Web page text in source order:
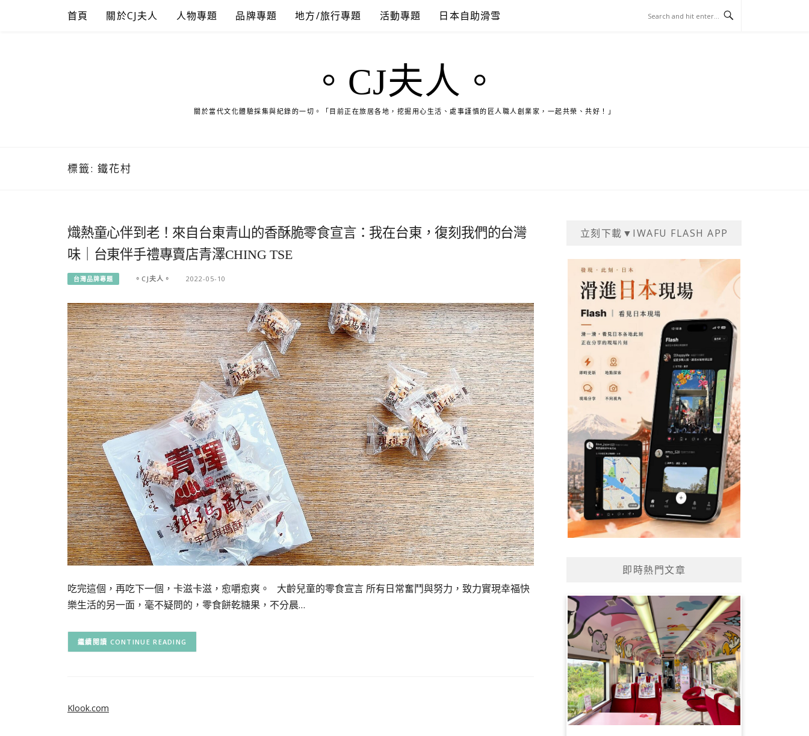
首頁 關於CJ夫人 人物專題 品牌專題 地方/旅行專題 活動專題 日本自助滑雪
。CJ夫人。
關於當代文化體驗採集與紀錄的一切。「目前正在旅居各地，挖掘用心生活、處事謹慎的匠人職人創業家，一起共榮、共好！」
標籤: 鐵花村
熾熱童心伴到老！來自台東青山的香酥脆零食宣言：我在台東，復刻我們的台灣
味｜台東伴手禮專賣店青澤CHING TSE
台灣品牌專題 。CJ夫人。 2022-05-10
吃完這個，再吃下一個，卡滋卡滋，愈嚼愈爽。 大齡兒童的零食宣言 所有日常奮鬥與努力，致力實現幸福快
樂生活的另一面，毫不疑問的，零食餅乾糖果，不分晨…
CONTINUE READING
立刻下載▼IWAFU FLASH APP
即時熱門文章
Klook.com